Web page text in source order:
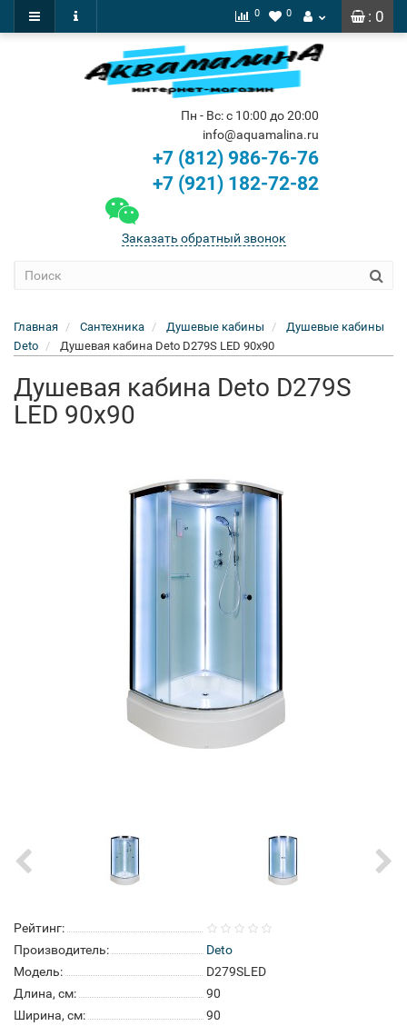
: 0
0 0
Пн - Вс: с 10:00 до 20:00
info@aquamalina.ru
+7 (812) 986-76-76
+7 (921) 182-72-82
Заказать обратный звонок
Главная Сантехника Душевые кабины
Душевые кабины
Deto
Душевая кабина Deto D279S LED 90x90
Душевая кабина Deto D279S
LED 90x90
Рейтинг:
Производитель:
Deto
Модель:
D279SLED
Длина, см:
90
Ширина, см:
90